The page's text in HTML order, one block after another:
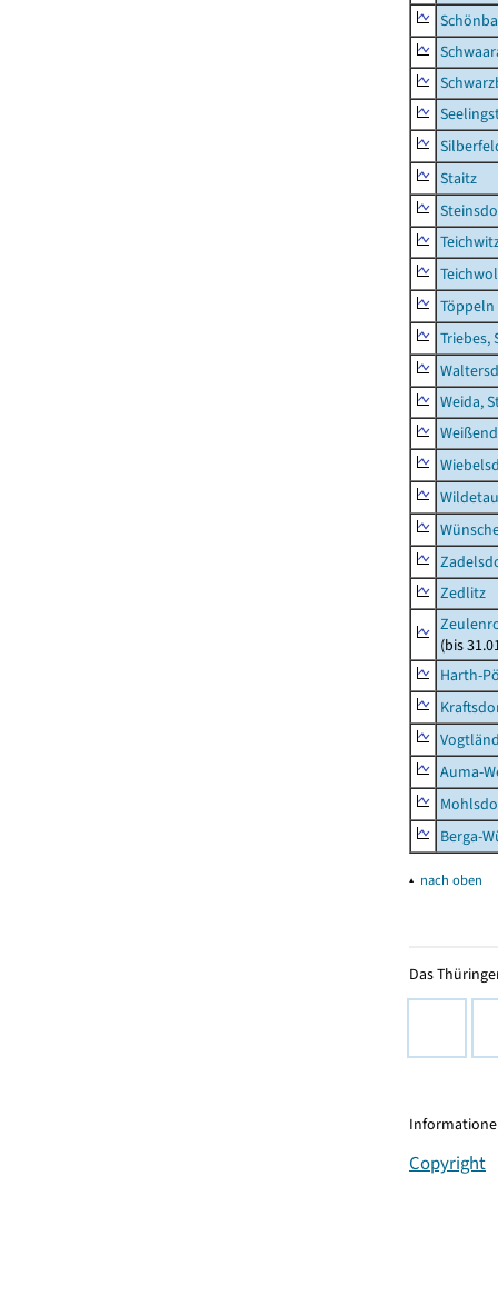
Staitz
Töppeln
Triebes,
Weida,
Zedlitz
(bis
Harth-
Auma-
Berga-
▴ nach oben
Das
Copyright